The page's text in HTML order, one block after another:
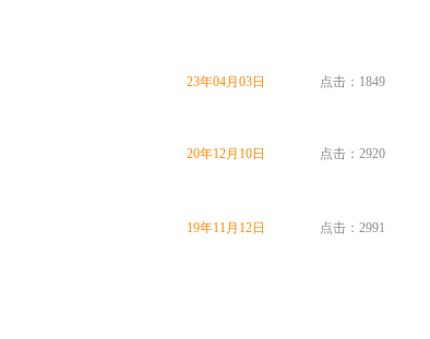
23年04月03日
点击：1849
20年12月10日
点击：2920
19年11月12日
点击：2991